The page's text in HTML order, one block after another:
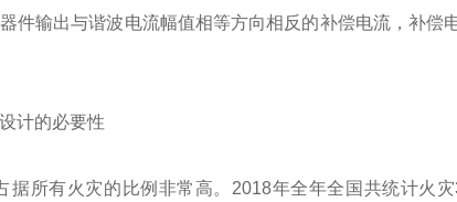
件输出与谐波电流幅值相等方向相反的补偿电流，补偿
计的必要性
所有火灾的比例非常高。2018年全年全国共统计火